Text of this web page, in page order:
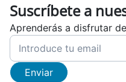
Suscríbete a
Aprenderás a disfrutar
Enviar